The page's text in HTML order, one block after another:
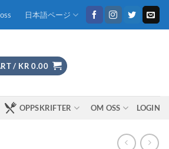
日本語ページ
/ KR 0.00
OPPSKRIFTER OM OSS LOGIN